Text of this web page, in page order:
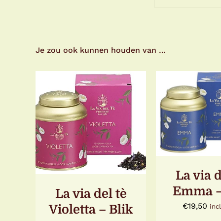
Je zou ook kunnen houden van …
TOEVOEGEN AAN
WINKELWAGEN
DETAILS
La via del tè
Violetta – Blik
La via
Emma
€19,50